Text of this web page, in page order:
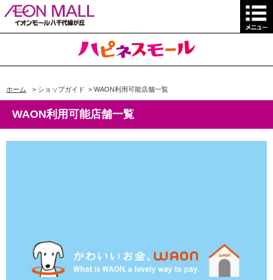
ホーム > ショップガイド > WAON利用可能店舗一覧
WAON利用可能店舗一覧